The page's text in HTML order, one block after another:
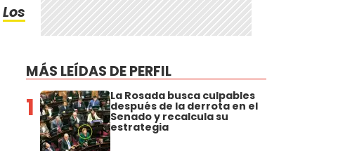
Los
MÁS LEÍDAS DE PERFIL
1 La Rosada busca culpables
después de la derrota en el
Senado y recalcula su
estrategia